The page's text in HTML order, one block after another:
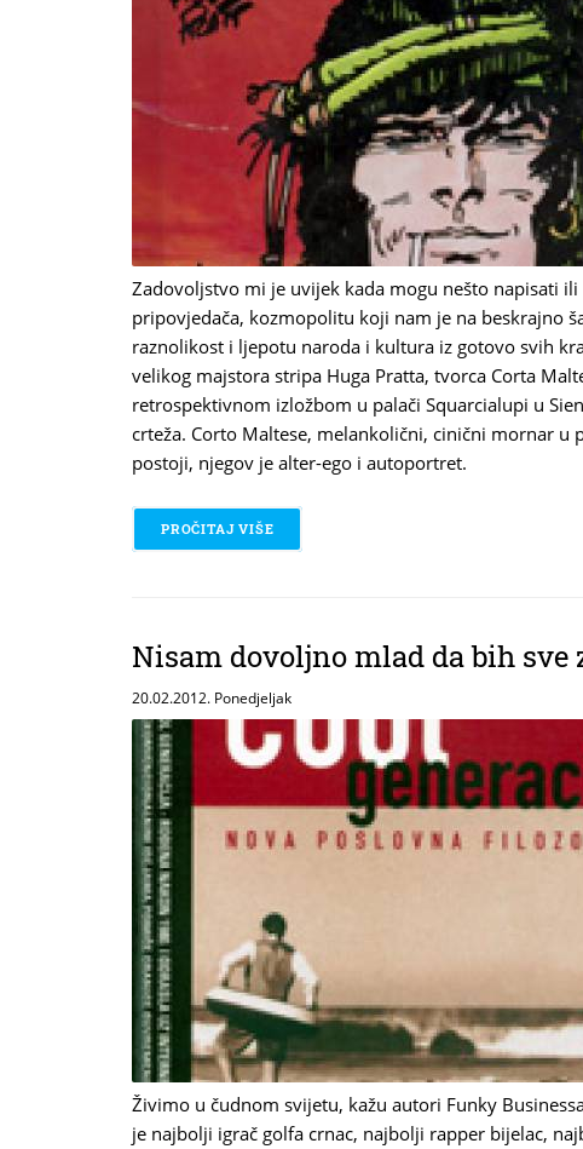
Zadovoljstvo mi je uvijek kada mogu nešto napisati
pripovjedača, kozmopolitu koji nam je na beskrajno
raznolikost i ljepotu naroda i kultura iz gotovo svih
velikog majstora stripa Huga Pratta, tvorca Corta
retrospektivnom izložbom u palači Squarcialupi u
crteža. Corto Maltese, melankolični, cinični mornar u
postoji, njegov je alter-ego i autoportret.
PROČITAJ VIŠE
Nisam dovoljno mlad da bih sve
20.02.2012. Ponedjeljak
Živimo u čudnom svijetu, kažu autori Funky
je najbolji igrač golfa crnac, najbolji rapper bijelac,